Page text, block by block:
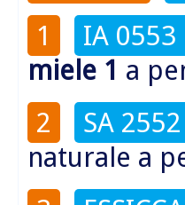
1
IA 0553
miele 1 a
2
SA
naturale a